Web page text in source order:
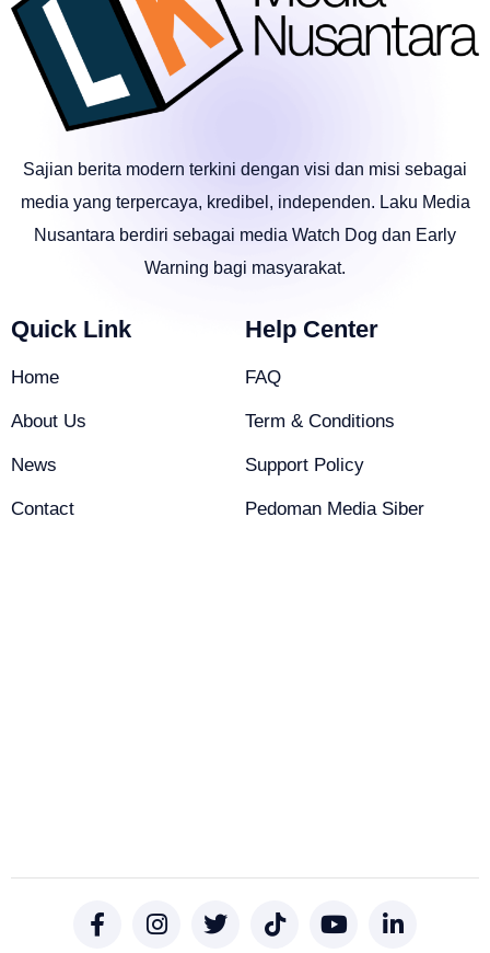
Sajian berita modern terkini dengan visi dan misi sebagai
media yang terpercaya, kredibel, independen. Laku Media
Nusantara berdiri sebagai media Watch Dog dan Early
Warning bagi masyarakat.
Quick Link
Home
About Us
News
Contact
Help Center
FAQ
Term & Conditions
Support Policy
Pedoman Media Siber